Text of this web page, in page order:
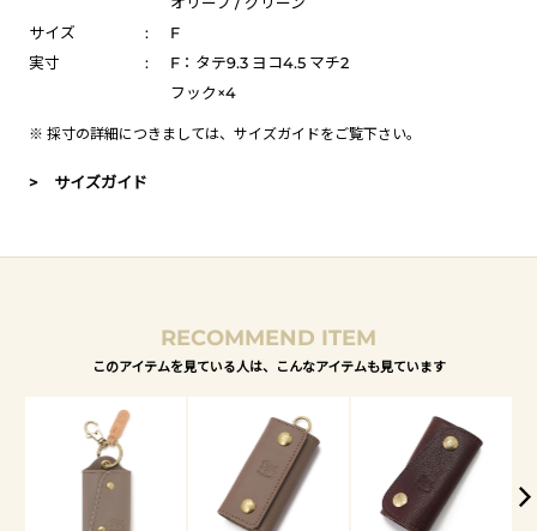
サイズ
:
F
実寸
:
F：タテ9.3 ヨコ4.5 マチ2
フック×4
※ 採寸の詳細につきましては、 サイズガイドをご覧下さい。
> サイズガイド
RECOMMEND ITEM
このアイテムを見ている人は、こんなアイテムも見ています